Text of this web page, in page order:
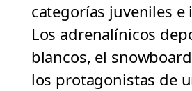
categorías juveniles
Los adrenalínicos
blancos, el
los protagonistas de